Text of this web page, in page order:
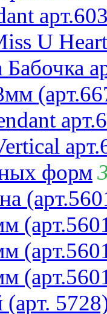
U
форм
(арт.